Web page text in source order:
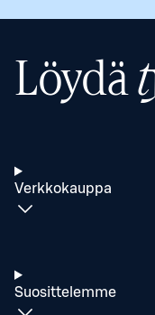
Löydä
Verkkokauppa
Suosittelemme